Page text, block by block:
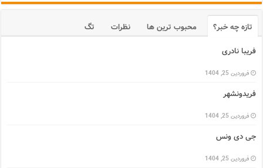
تازه چه خبر؟ محبوب ترین ها نظرات
تگ
فریبا نادری
فروردین 25, 1404
فریدونشهر
فروردین 25, 1404
جی دی ونس
فروردین 25, 1404